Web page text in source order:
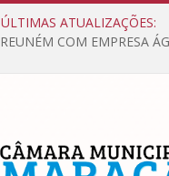
ÚLTIMAS ATUALIZAÇÕES: